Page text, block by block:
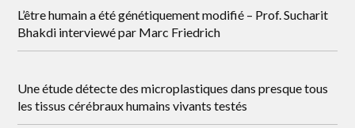
L’être humain a été génétiquement modifié – Prof. Sucharit
Bhakdi interviewé par Marc Friedrich
Une étude détecte des microplastiques dans presque tous
les tissus cérébraux humains vivants testés